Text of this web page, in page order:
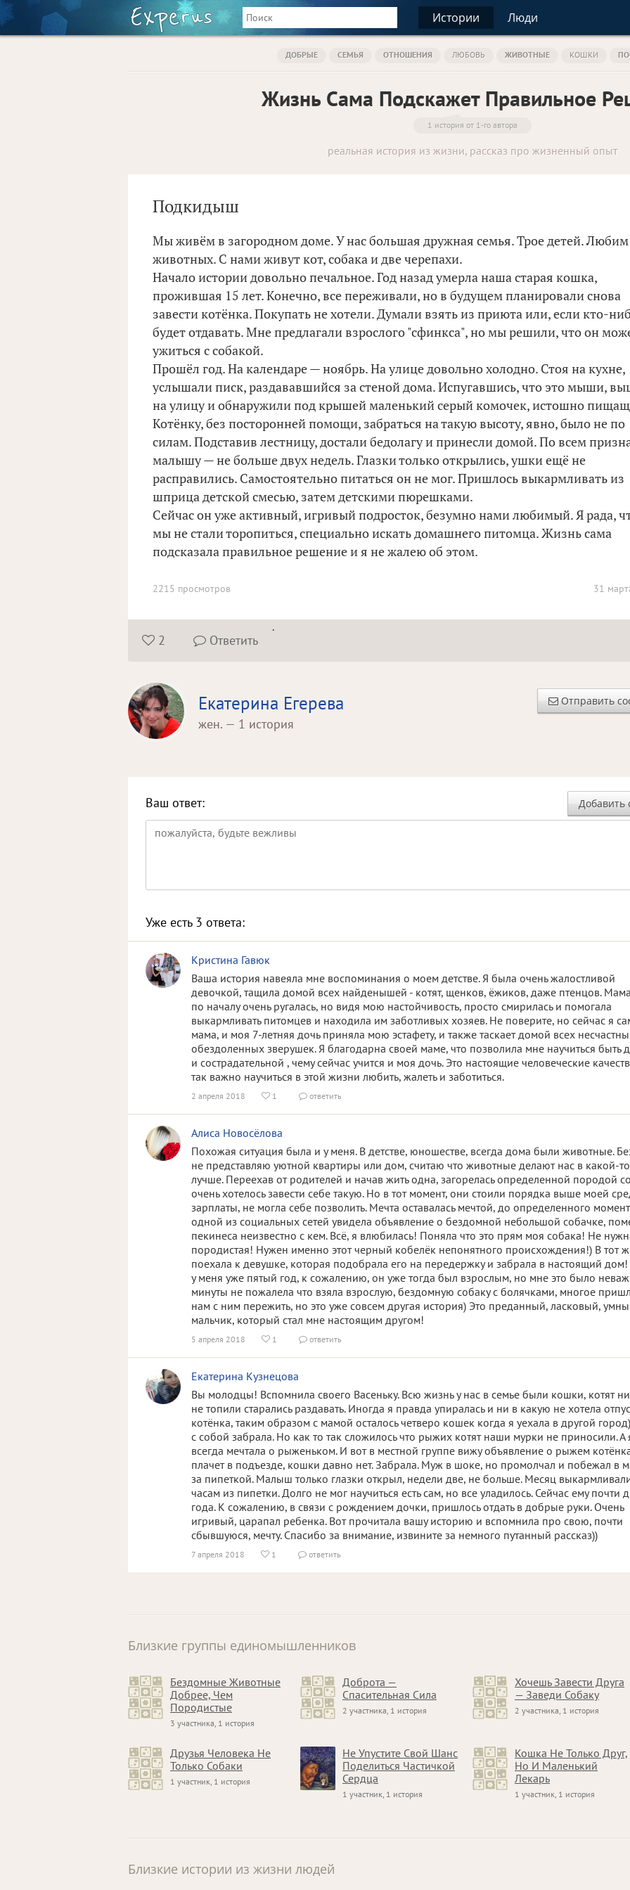
Истории Люди
ДОБРЫЕ СЕМЬЯ ОТНОШЕНИЯ ЛЮБОВЬ ЖИВОТНЫЕ КОШКИ
Жизнь Сама Подскажет Правильное
1 история от 1-го автора
реальная история из жизни, рассказ про жизненный опыт
Подкидыш
Мы живём в загородном доме. У нас большая дружная семья. Трое детей. Любим
животных. С нами живут кот, собака и две черепахи.
Начало истории довольно печальное. Год назад умерла наша старая кошка,
прожившая 15 лет. Конечно, все переживали, но в будущем планировали снова
завести котёнка. Покупать не хотели. Думали взять из приюта или, если кто-
будет отдавать. Мне предлагали взрослого "сфинкса", но мы решили, что он
ужиться с собакой.
Прошёл год. На календаре — ноябрь. На улице довольно холодно. Стоя на кухне,
услышали писк, раздававшийся за стеной дома. Испугавшись, что это мыши,
на улицу и обнаружили под крышей маленький серый комочек, истошно
Котёнку, без посторонней помощи, забраться на такую высоту, явно, было не по
силам. Подставив лестницу, достали бедолагу и принесли домой. По всем
малышу — не больше двух недель. Глазки только открылись, ушки ещё не
расправились. Самостоятельно питаться он не мог. Пришлось выкармливать из
шприца детской смесью, затем детскими пюрешками.
Сейчас он уже активный, игривый подросток, безумно нами любимый. Я рада,
мы не стали торопиться, специально искать домашнего питомца. Жизнь сама
подсказала правильное решение и я не жалею об этом.
31
2215 просмотров
 2  Ответить
.
Отправить
Екатерина Егерева
жен. — 1 история
Добавить
Ваш ответ:
Уже есть 3 ответа:
Кристина Гавюк
Ваша история навеяла мне воспоминания о моем детстве. Я была очень жалостливой
девочкой, тащила домой всех найденышей - котят, щенков, ёжиков, даже птенцов.
по началу очень ругалась, но видя мою настойчивость, просто смирилась и помогала
выкармливать питомцев и находила им заботливых хозяев. Не поверите, но сейчас я
мама, и моя 7-летняя дочь приняла мою эстафету, и также таскает домой всех
обездоленных зверушек. Я благодарна своей маме, что позволила мне научиться быть
и сострадательной , чему сейчас учится и моя дочь. Это настоящие человеческие
так важно научиться в этой жизни любить, жалеть и заботиться.
2 апреля 2018  1  ответить
Алиса Новосёлова
Похожая ситуация была и у меня. В детстве, юношестве, всегда дома были животные.
не представляю уютной квартиры или дом, считаю что животные делают нас в какой-
лучше. Переехав от родителей и начав жить одна, загорелась определенной породой
очень хотелось завести себе такую. Но в тот момент, они стоили порядка выше моей
зарплаты, не могла себе позволить. Мечта оставалась мечтой, до определенного
одной из социальных сетей увидела объявление о бездомной небольшой собачке,
пекинеса неизвестно с кем. Всё, я влюбилась! Поняла что это прям моя собака! Не
породистая! Нужен именно этот черный кобелёк непонятного происхождения!) В тот
поехала к девушке, которая подобрала его на передержку и забрала в настоящий
у меня уже пятый год, к сожалению, он уже тогда был взрослым, но мне это было
минуты не пожалела что взяла взрослую, бездомную собаку с болячками, многое
нам с ним пережить, но это уже совсем другая история) Это преданный, ласковый,
мальчик, который стал мне настоящим другом!
5 апреля 2018  1  ответить
Екатерина Кузнецова
Вы молодцы! Вспомнила своего Васеньку. Всю жизнь у нас в семье были кошки, котят
не топили старались раздавать. Иногда я правда упиралась и ни в какую не хотела
котёнка, таким образом с мамой осталось четверо кошек когда я уехала в другой
с собой забрала. Но как то так сложилось что рыжих котят наши мурки не приносили. А
всегда мечтала о рыженьком. И вот в местной группе вижу объявление о рыжем
плачет в подъезде, кошки давно нет. Забрала. Муж в шоке, но промолчал и побежал в
за пипеткой. Малыш только глазки открыл, недели две, не больше. Месяц
часам из пипетки. Долго не мог научиться есть сам, но все уладилось. Сейчас ему почти
года. К сожалению, в связи с рождением дочки, пришлось отдать в добрые руки. Очень
игривый, царапал ребенка. Вот прочитала вашу историю и вспомнила про свою, почти
сбывшуюся, мечту. Спасибо за внимание, извините за немного путанный рассказ))
7 апреля 2018  1  ответить
Близкие группы единомышленников
Бездомные Животные
Добрее, Чем
Породистые
3 участника, 1 история
Доброта —
Спасительная Сила
2 участника, 1 история
Хочешь Завести Друга
— Заведи Собаку
2 участника, 1 история
Друзья Человека Не
Только Собаки
1 участник, 1 история
Не Упустите Свой Шанс
Поделиться Частичкой
Сердца
1 участник, 1 история
Кошка Не Только Друг,
Но И Маленький
Лекарь
1 участник, 1 история
Близкие истории из жизни людей